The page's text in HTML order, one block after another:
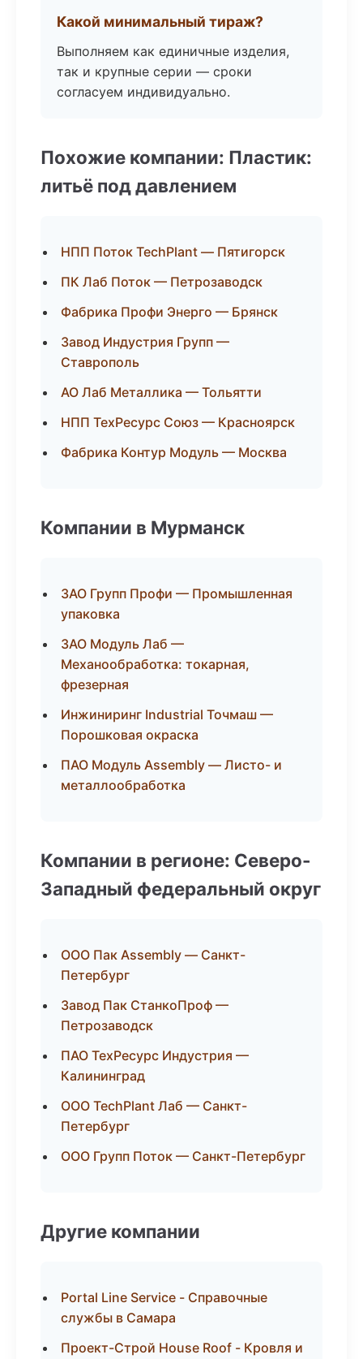
Какой минимальный тираж?
Выполняем как единичные изделия,
так и крупные серии — сроки
согласуем индивидуально.
Похожие компании: Пластик:
литьё под давлением
НПП Поток TechPlant — Пятигорск
ПК Лаб Поток — Петрозаводск
Фабрика Профи Энерго — Брянск
Завод Индустрия Групп —
Ставрополь
АО Лаб Металлика — Тольятти
НПП ТехРесурс Союз — Красноярск
Фабрика Контур Модуль — Москва
Компании в Мурманск
ЗАО Групп Профи — Промышленная
упаковка
ЗАО Модуль Лаб —
Механообработка: токарная,
фрезерная
Инжиниринг Industrial Точмаш —
Порошковая окраска
ПАО Модуль Assembly — Листо- и
металлообработка
Компании в регионе: Северо-
Западный федеральный округ
ООО Пак Assembly — Санкт-
Петербург
Завод Пак СтанкоПроф —
Петрозаводск
ПАО ТехРесурс Индустрия —
Калининград
ООО TechPlant Лаб — Санкт-
Петербург
ООО Групп Поток — Санкт-Петербург
Другие компании
Portal Line Service - Справочные
службы в Самара
Проект-Строй House Roof - Кровля и